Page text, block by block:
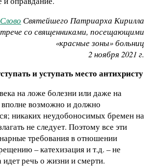
Слово Святейшего Патриарха Кирилла
со священниками, посещающими
«красные зоны» больниц
2 ноября 2021 г.
и уступать место антихристу
на ложе болезни или даже на
возможно и должно
никаких неудобоносимых бремен на
не следует. Поэтому все эти
требования в отношении
– катехизация и т.д. – не
идет речь о жизни и смерти.